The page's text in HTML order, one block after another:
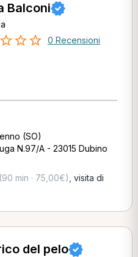
Balconi
0 Recensioni
(SO)
N.97/A - 23015 Dubino
(90 min · 75,00€) visita di
del pelo